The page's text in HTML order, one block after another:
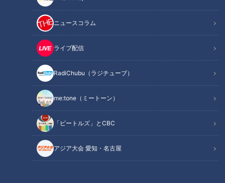
ニュースコラム
ライブ配信
RadiChubu（ラジチューブ）
me:tone（ミートーン）
「ビートルズ」とCBC
アジア大会 愛知・名古屋
屋の町を襲ったのだ。
2018年は異常気象と災害の年として記憶されるだろう。
多くの犠牲者を出した7月の西日本豪雨は、台風ではなく梅雨
前線が長く停滞した結果だった。
台風は気象庁のまとめによると6月から8月の今夏、発生した
数は18個、1951年（昭和26年）に統計が始まって以来で1994
年（平成6年）と並んで最多だった。
暑さも異常だった。
観測史上最高の41．1度を埼玉県熊谷市で記録したほか、多く
の場所で軒並み40度を突破した。